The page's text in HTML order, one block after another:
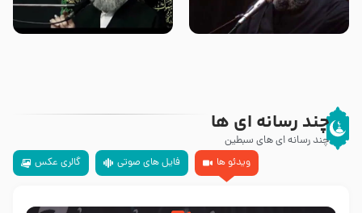
سلام جوانی که امام حسین علیه
السلام خودش جوابش را دادند
زیارتی که اسباب رزق زیاد و عمر
طولانی است حجت السلام حسین
چند رسانه ای ها
چند رسانه ای های سبطین
ویدئو ها
فایل های صوتی گالری عکس